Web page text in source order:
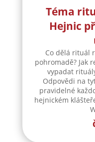
Téma
Hejnic
Co dělá rituál
pohromadě? Jak
vypadat
Odpovědi na
pravidelné
hejnickém